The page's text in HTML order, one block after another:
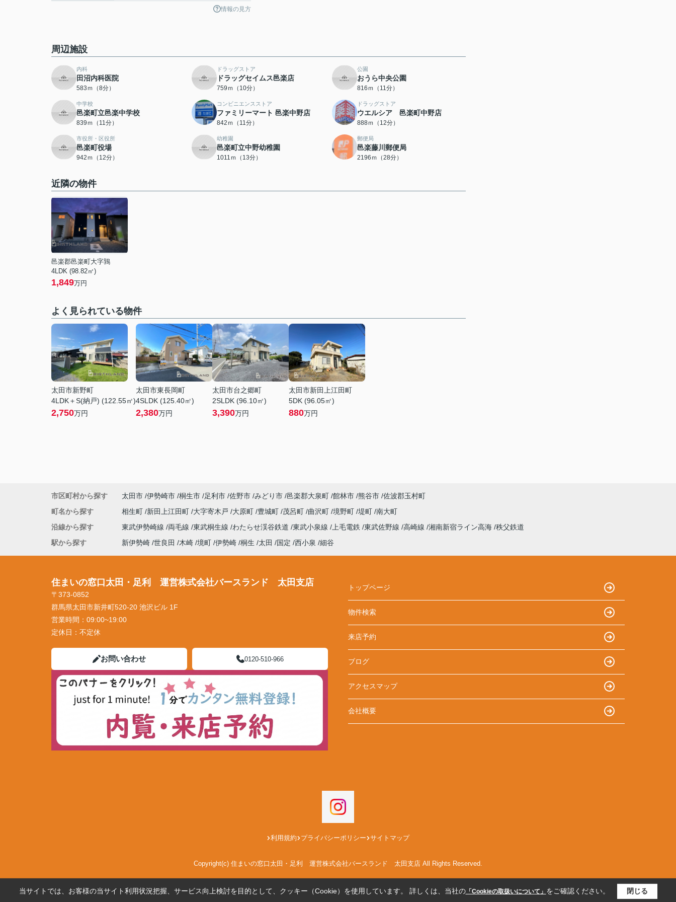
情報の見方
周辺施設
内科
田沼内科医院
583ｍ（8分）
ドラッグストア
ドラッグセイムス邑楽店
759ｍ（10分）
公園
おうら中央公園
816ｍ（11分）
中学校
邑楽町立邑楽中学校
839ｍ（11分）
コンビニエンスストア
ファミリーマート 邑楽中野店
842ｍ（11分）
ドラッグストア
ウエルシア 邑楽町中野店
888ｍ（12分）
市役所・区役所
邑楽町役場
942ｍ（12分）
幼稚園
邑楽町立中野幼稚園
1011ｍ（13分）
郵便局
邑楽藤川郵便局
2196ｍ（28分）
近隣の物件
邑楽郡邑楽町大字鶉
4LDK (98.82㎡)
1,849万円
よく見られている物件
太田市新野町
4LDK＋S(納戸) (122.55㎡)
2,750万円
太田市東長岡町
4SLDK (125.40㎡)
2,380万円
太田市台之郷町
2SLDK (96.10㎡)
3,390万円
太田市新田上江田町
5DK (96.05㎡)
880万円
市区町村から探す 太田市 伊勢崎市 桐生市 足利市 佐野市 みどり市 邑楽郡大泉町 館林市 熊谷市 佐波郡玉村町
町名から探す
相生町 新田上江田町 大字寄木戸 大原町 豊城町 茂呂町 曲沢町 境野町 堤町 南大町
沿線から探す
東武伊勢崎線 両毛線 東武桐生線 わたらせ渓谷鉄道 東武小泉線 上毛電鉄 東武佐野線 高崎線 湘南新宿ライン高海 秩父鉄道
駅から探す
新伊勢崎 世良田 木崎 境町 伊勢崎 桐生 太田 国定 西小泉 細谷
住まいの窓口太田・足利 運営株式会社バースランド 太田支店
〒373-0852
群馬県太田市新井町520-20 池沢ビル 1F
営業時間： 09:00~19:00
定休日： 不定休
お問い合わせ 0120-510-966
トップページ
物件検索
来店予約
ブログ
アクセスマップ
会社概要
利用規約 プライバシーポリシー サイトマップ
Copyright(c) 住まいの窓口太田・足利 運営株式会社バースランド 太田支店 All Rights Reserved.
当サイトでは、お客様の当サイト利用状況把握、サービス向上検討を目的として、クッキー（Cookie）を使用しています。 詳しくは、当社の「Cookieの取扱いについて」 をご確認ください。 閉じる